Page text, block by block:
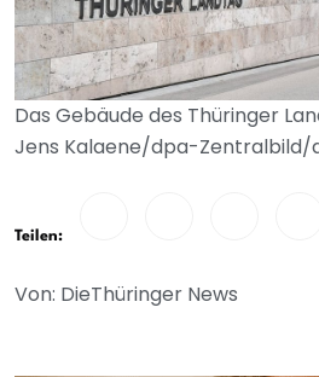
Das Gebäude des Thüringer
Jens Kalaene/dpa-
Teilen:
Von: DieThüringer News